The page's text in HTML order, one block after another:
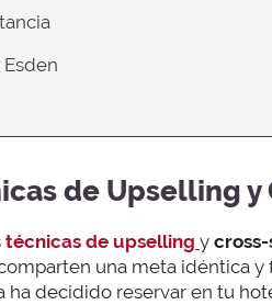
de Upselling y
técnicas de upselling y
una meta idéntica y
decidido reservar en tu